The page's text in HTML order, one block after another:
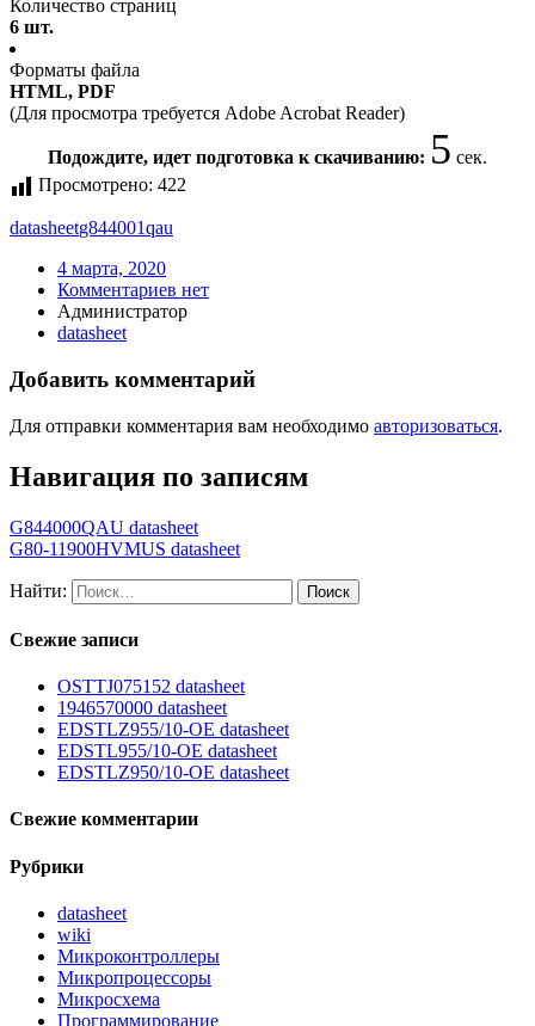
Количество страниц
6 шт.
Форматы файла
HTML, PDF
(Для просмотра требуется Adobe Acrobat Reader)
Подождите, идет подготовка к скачиванию: 5 сек.
Просмотрено: 422
datasheetg844001qau
4 марта, 2020
Комментариев нет
Администратор
datasheet
Добавить комментарий
Для отправки комментария вам необходимо авторизоваться.
Навигация по записям
G844000QAU datasheet
G80-11900HVMUS datasheet
Найти:
Свежие записи
OSTTJ075152 datasheet
1946570000 datasheet
EDSTLZ955/10-OE datasheet
EDSTL955/10-OE datasheet
EDSTLZ950/10-OE datasheet
Свежие комментарии
Рубрики
datasheet
wiki
Микроконтроллеры
Микропроцессоры
Микросхема
Программирование